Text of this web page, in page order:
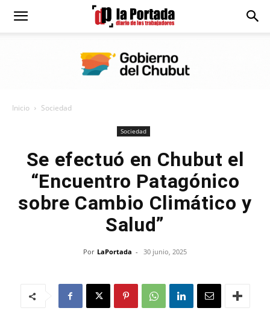
Diario
Inicio Sociedad
Sociedad
Se efectuó en Chubut el
“Encuentro Patagónico
sobre Cambio Climático y
Salud”
Por LaPortada - 30 junio, 2025